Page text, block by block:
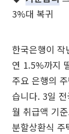
3%대 복귀
한국은행이
연 1.5%까지
주요 은행의
습니다. 3일
월 취급액 기
분할상환식 주